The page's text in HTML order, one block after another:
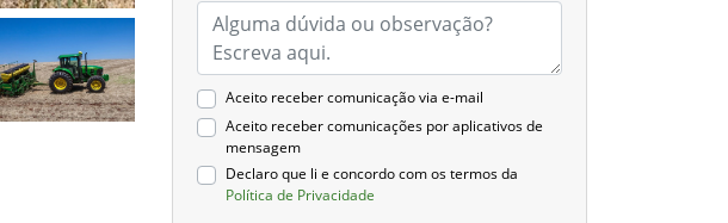
Aceito receber comunicação via e-mail
Aceito receber comunicações por aplicativos de
mensagem
Declaro que li e concordo com os termos da
Política de Privacidade